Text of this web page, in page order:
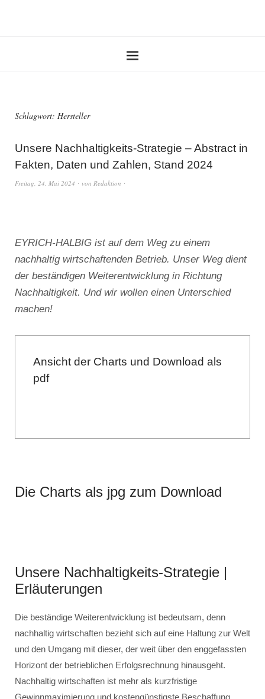
Schlagwort: Hersteller
Unsere Nachhaltigkeits-Strategie – Abstract in
Fakten, Daten und Zahlen, Stand 2024
Freitag, 24. Mai 2024 von Redaktion
EYRICH-HALBIG ist auf dem Weg zu einem
nachhaltig wirtschaftenden Betrieb. Unser Weg dient
der beständigen Weiterentwicklung in Richtung
Nachhaltigkeit. Und wir wollen einen Unterschied
machen!
Ansicht der Charts und Download als
pdf
Die Charts als jpg zum Download
Unsere Nachhaltigkeits-Strategie |
Erläuterungen
Die beständige Weiterentwicklung ist bedeutsam, denn
nachhaltig wirtschaften bezieht sich auf eine Haltung zur Welt
und den Umgang mit dieser, der weit über den enggefassten
Horizont der betrieblichen Erfolgsrechnung hinausgeht.
Nachhaltig wirtschaften ist mehr als kurzfristige
Gewinnmaximierung und kostengünstigste Beschaffung.